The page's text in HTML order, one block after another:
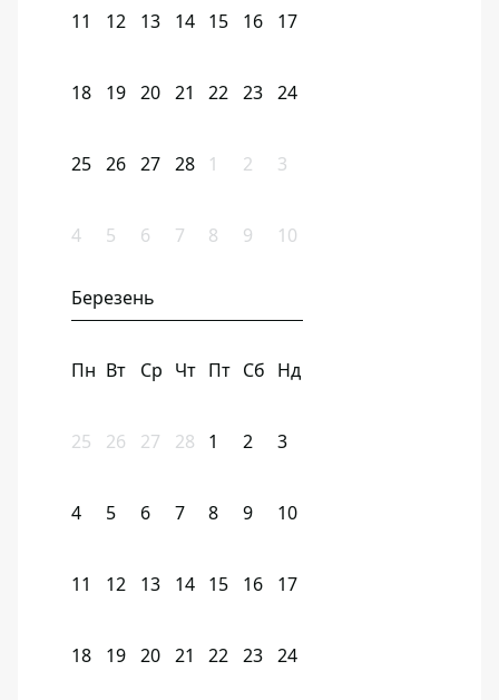
11 12 13 14 15 16 17
18 19 20 21 22 23 24
25 26 27 28 1 2 3
4 5 6 7 8 9 10
Березень
Пн Вт Ср Чт Пт Сб Нд
25 26 27 28 1 2 3
4 5 6 7 8 9 10
11 12 13 14 15 16 17
18 19 20 21 22 23 24